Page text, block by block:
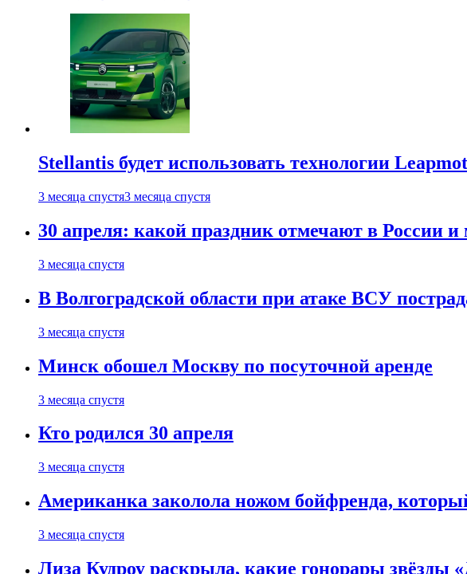
Stellantis будет использовать технологии
3 месяца спустя3 месяца спустя
30 апреля: какой праздник отмечают в России и
3 месяца спустя
В Волгоградской области при атаке ВСУ
3 месяца спустя
Минск обошел Москву по посуточной аренде
3 месяца спустя
Кто родился 30 апреля
3 месяца спустя
Американка заколола ножом бойфренда,
3 месяца спустя
Лиза Кудроу раскрыла, какие гонорары звёзды